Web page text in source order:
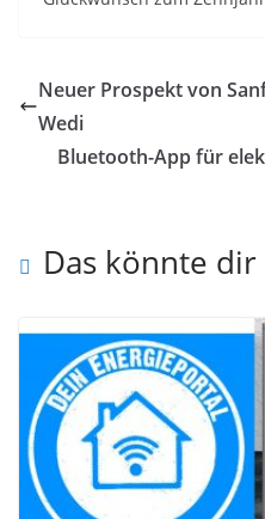
Neuer Prospekt von
Wedi
Bluetooth-App für
Das könnte